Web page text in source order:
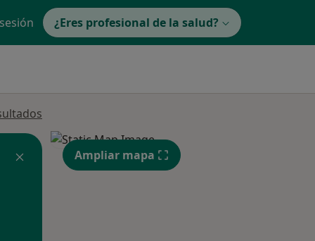
¿Eres profesional de la salud?
Ampliar mapa